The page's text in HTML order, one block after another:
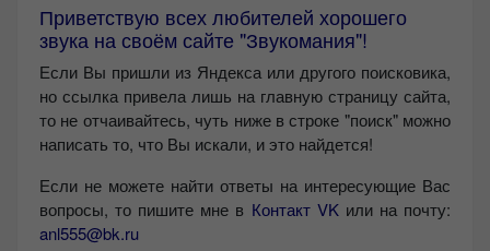
Приветствую всех любителей хорошего
звука на своём сайте "Звукомания"!
Если Вы пришли из Яндекса или другого поисковика,
но ссылка привела лишь на главную страницу сайта,
то не отчаивайтесь, чуть ниже в строке "поиск" можно
написать то, что Вы искали, и это найдется!
Если не можете найти ответы на интересующие Вас
вопросы, то пишите мне в Контакт VKили на почту:
anl555@bk.ru